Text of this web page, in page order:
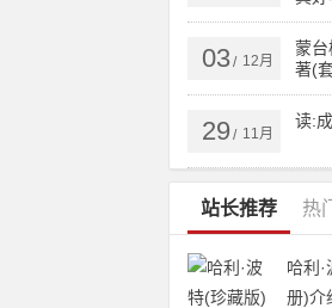
03/ 12月
蒙台
著(
典)
29/ 11月
读:
站长推荐 热
哈利
册)介